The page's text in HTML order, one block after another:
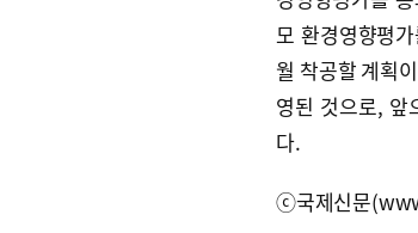
모 환경영향평
월 착공할 계획
영된 것으로, 앞
다.
ⓒ국제신문